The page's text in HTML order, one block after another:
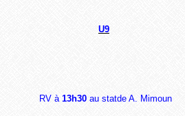
U9
RV à 13h30au statde A. Mimoun